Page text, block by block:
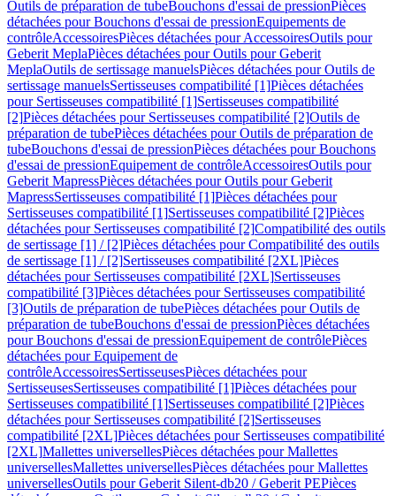
Outils de préparation de tubeBouchons d'essai de pressionPièces
détachées pour Bouchons d'essai de pressionEquipements de
contrôleAccessoiresPièces détachées pour AccessoiresOutils pour
Geberit MeplaPièces détachées pour Outils pour Geberit
MeplaOutils de sertissage manuelsPièces détachées pour Outils de
sertissage manuelsSertisseuses compatibilité [1]Pièces détachées
pour Sertisseuses compatibilité [1]Sertisseuses compatibilité
[2]Pièces détachées pour Sertisseuses compatibilité [2]Outils de
préparation de tubePièces détachées pour Outils de préparation de
tubeBouchons d'essai de pressionPièces détachées pour Bouchons
d'essai de pressionEquipement de contrôleAccessoiresOutils pour
Geberit MapressPièces détachées pour Outils pour Geberit
MapressSertisseuses compatibilité [1]Pièces détachées pour
Sertisseuses compatibilité [1]Sertisseuses compatibilité [2]Pièces
détachées pour Sertisseuses compatibilité [2]Compatibilité des outils
de sertissage [1] / [2]Pièces détachées pour Compatibilité des outils
de sertissage [1] / [2]Sertisseuses compatibilité [2XL]Pièces
détachées pour Sertisseuses compatibilité [2XL]Sertisseuses
compatibilité [3]Pièces détachées pour Sertisseuses compatibilité
[3]Outils de préparation de tubePièces détachées pour Outils de
préparation de tubeBouchons d'essai de pressionPièces détachées
pour Bouchons d'essai de pressionEquipement de contrôlePièces
détachées pour Equipement de
contrôleAccessoiresSertisseusesPièces détachées pour
SertisseusesSertisseuses compatibilité [1]Pièces détachées pour
Sertisseuses compatibilité [1]Sertisseuses compatibilité [2]Pièces
détachées pour Sertisseuses compatibilité [2]Sertisseuses
compatibilité [2XL]Pièces détachées pour Sertisseuses compatibilité
[2XL]Mallettes universellesPièces détachées pour Mallettes
universellesMallettes universellesPièces détachées pour Mallettes
universellesOutils pour Geberit Silent-db20 / Geberit PEPièces